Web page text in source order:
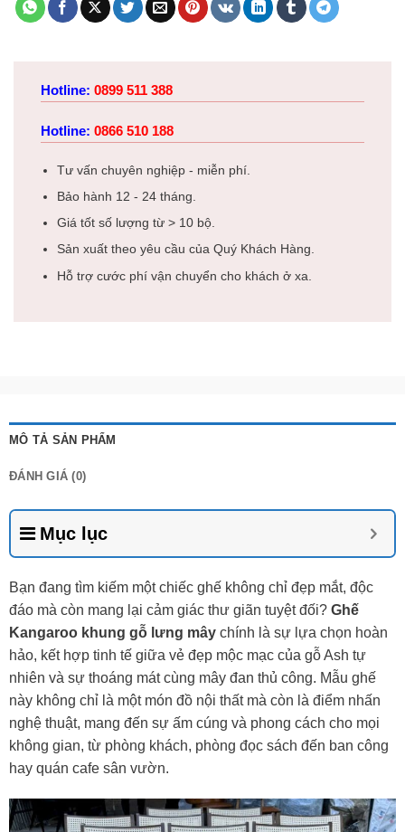
Hotline: 0899 511 388
Hotline: 0866 510 188
Tư vấn chuyên nghiệp - miễn phí.
Bảo hành 12 - 24 tháng.
Giá tốt số lượng từ > 10 bộ.
Sản xuất theo yêu cầu của Quý Khách Hàng.
Hỗ trợ cước phí vận chuyển cho khách ở xa.
MÔ TẢ SẢN PHẨM
ĐÁNH GIÁ (0)
Mục lục
Bạn đang tìm kiếm một chiếc ghế không chỉ đẹp mắt, độc
đáo mà còn mang lại cảm giác thư giãn tuyệt đối? Ghế
Kangaroo khung gỗ lưng mây chính là sự lựa chọn hoàn
hảo, kết hợp tinh tế giữa vẻ đẹp mộc mạc của gỗ Ash tự
nhiên và sự thoáng mát cùng mây đan thủ công. Mẫu ghế
này không chỉ là một món đồ nội thất mà còn là điểm nhấn
nghệ thuật, mang đến sự ấm cúng và phong cách cho mọi
không gian, từ phòng khách, phòng đọc sách đến ban công
hay quán cafe sân vườn.